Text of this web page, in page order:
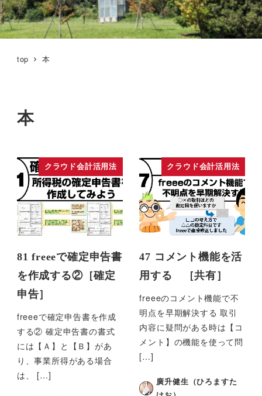
top 本
本
クラウド会計活用法
81 freeeで確定申告書
を作成する②［確定
申告］
freeeで確定申告書を作成
する② 確定申告書の書式
には【Ａ】と【Ｂ】があ
り、事業所得がある場合
は、 […]
クラウド会計活用法
47 コメント機能を活
用する ［共有］
freeeのコメント機能で不
明点を早期解決する 取引
内容に疑問がある時は【コ
メント】の機能を使って問
[…]
廣升健生（ひろますた